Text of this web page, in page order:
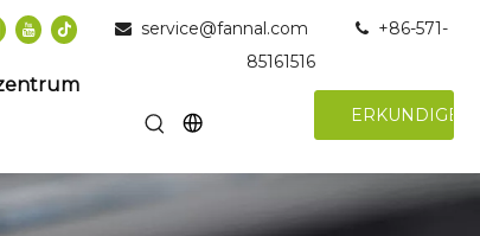
 service@fannal.com +86-571-
85161516
ERKUNDIGEN